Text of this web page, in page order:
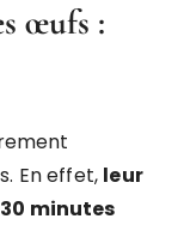
œufs :
En effet, leur
minutes